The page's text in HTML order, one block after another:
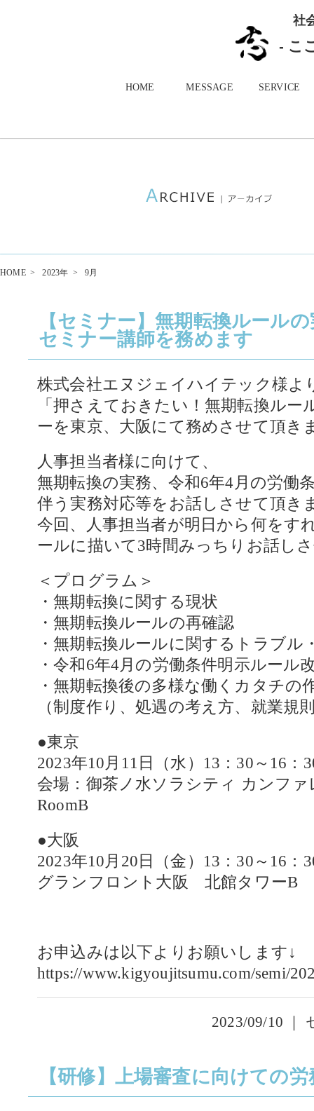
社
- こ
HOME MESSAGE SERVICE
HOME> 2023年 > 9月
【セミナー】無期転換ルール
セミナー講師を務めます
株式会社エヌジェイハイテック様よ
「押さえておきたい！無期転換ルー
ーを東京、大阪にて務めさせて頂き
人事担当者様に向けて、
無期転換の実務、令和6年4月の労働
伴う実務対応等をお話しさせて頂き
今回、人事担当者が明日から何をす
ールに描いて3時間みっちりお話し
＜プログラム＞
・無期転換に関する現状
・無期転換ルールの再確認
・無期転換ルールに関するトラブル
・令和6年4月の労働条件明示ルール
・無期転換後の多様な働くカタチの
（制度作り、処遇の考え方、就業規
●東京
2023年10月11日（水）13：30～16：
会場：御茶ノ水ソラシティ カンフ
RoomB
●大阪
2023年10月20日（金）13：30～16：
グランフロント大阪 北館タワーB
お申込みは以下よりお願いします↓
https://www.kigyoujitsumu.com/semi/
2023/09/10 ｜
【研修】上場審査に向けての